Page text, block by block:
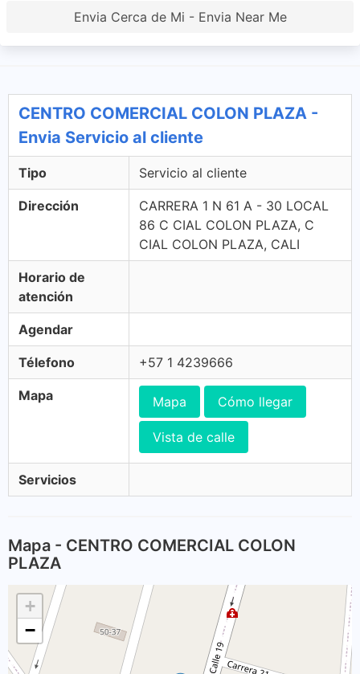
Envia Cerca de Mi - Envia Near Me
CENTRO COMERCIAL COLON PLAZA -
Envia Servicio al cliente
Tipo Servicio al cliente
Dirección
CARRERA 1 N 61 A - 30 LOCAL
86 C CIAL COLON PLAZA, C
CIAL COLON PLAZA, CALI
Horario de
atención
Agendar
Télefono +57 1 4239666
Mapa Mapa Cómo llegar
Vista de calle
Servicios
Mapa - CENTRO COMERCIAL COLON
PLAZA
+
−